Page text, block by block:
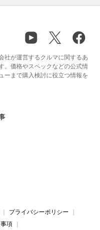
社が運営するクルマに関するあ
。価格やスペックなどの公式情
ーまで購入検討に役立つ情報を
プライバシーポリシー
項